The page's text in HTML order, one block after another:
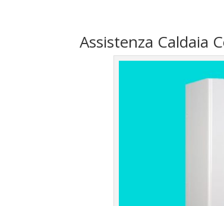
Assistenza Caldaia